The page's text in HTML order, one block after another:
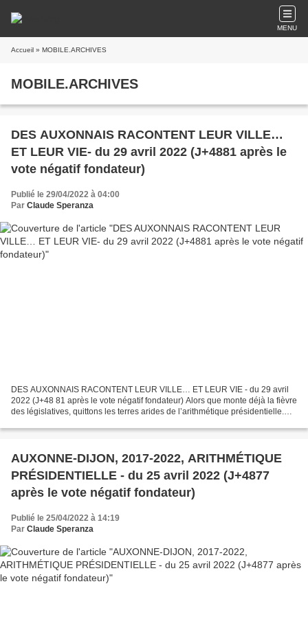
MENU
Accueil » MOBILE.ARCHIVES
MOBILE.ARCHIVES
DES AUXONNAIS RACONTENT LEUR VILLE…
ET LEUR VIE- du 29 avril 2022 (J+4881 après le
vote négatif fondateur)
Publié le 29/04/2022 à 04:00
Par Claude Speranza
DES AUXONNAIS RACONTENT LEUR VILLE… ET LEUR VIE - du 29 avril
2022 (J+48 81 après le vote négatif fondateur) Alors que monte déjà la fièvre
des législatives, quittons les terres arides de l’arithmétique présidentielle.
AUXONNE-DIJON, 2017-2022, ARITHMÉTIQUE
PRÉSIDENTIELLE - du 25 avril 2022 (J+4877
après le vote négatif fondateur)
Publié le 25/04/2022 à 14:19
Par Claude Speranza